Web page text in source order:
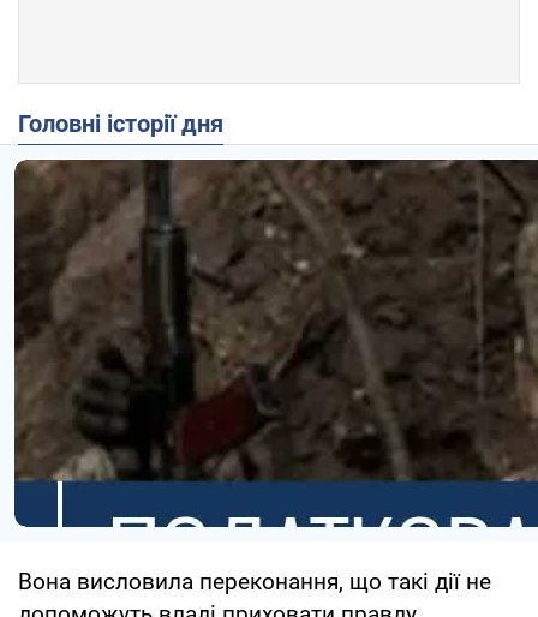
Головні історії дня
Вона висловила переконання, що такі дії не